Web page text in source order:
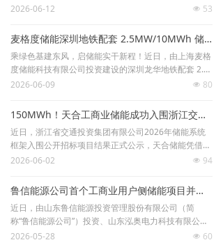
总配置容量达3.45MW/6.688MWh，将有效服务于园区
当地产业高质量发展的一个扎实注脚。
넶 53
2026-06-12
麦格度储能深圳地铁配套 2.5MW/10MWh 储能项目正式开工，打造基建临电绿色新标杆！
乘绿色基建东风，启储能实干新程！近日，由上海麦格
度储能科技有限公司投资建设的深圳龙华地铁配套 2.5
MW/10MWh 分布式储能项目在龙华区民治街道万众茶
临电储能示范工程全面进入落地建设阶段，为大湾区轨
道交通绿色施工再添标杆样板。
넶 80
2026-06-09
150MWh！天合工商业储能成功入围浙江交投储能系统框架采购
近日，浙江省交通投资集团有限公司2026年储能系统
框架入围公开招标项目结果正式公示，天合储能凭借卓
越的产品实力、全场景解决方案能力与成熟交付体系，
购项目。
넶 94
2026-06-02
鲁信能源公司首个工商业用户侧储能项目并网运行
近日，由山东鲁信能源投资管理股份有限公司（简
称“鲁信能源公司”）投资、山东泓奥电力科技有限公司
（简称“泓奥电力公司”）建设运维、山东鲁信天一印务
넶 60
2026-05-28